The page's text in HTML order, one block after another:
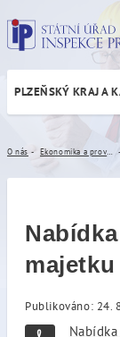
PLZEŇSKÝ KRAJ A
O nás
majetku
Publikováno: 24.